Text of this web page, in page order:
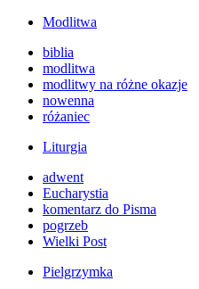
Modlitwa
biblia
modlitwa
modlitwy na różne okazje
nowenna
różaniec
Liturgia
adwent
Eucharystia
komentarz do Pisma
pogrzeb
Wielki Post
Pielgrzymka